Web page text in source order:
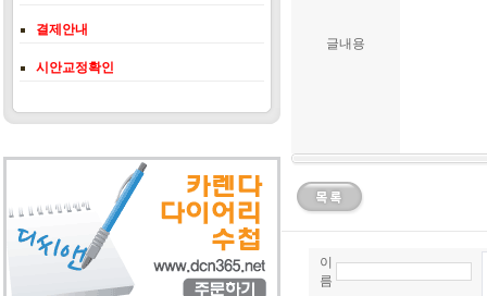
결제안내
시안교정확인
글내용
이
름